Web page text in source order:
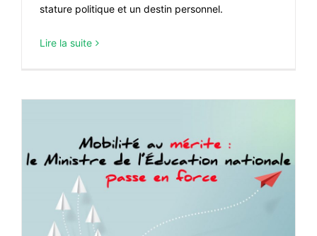
stature politique et un destin personnel.
Lire la suite